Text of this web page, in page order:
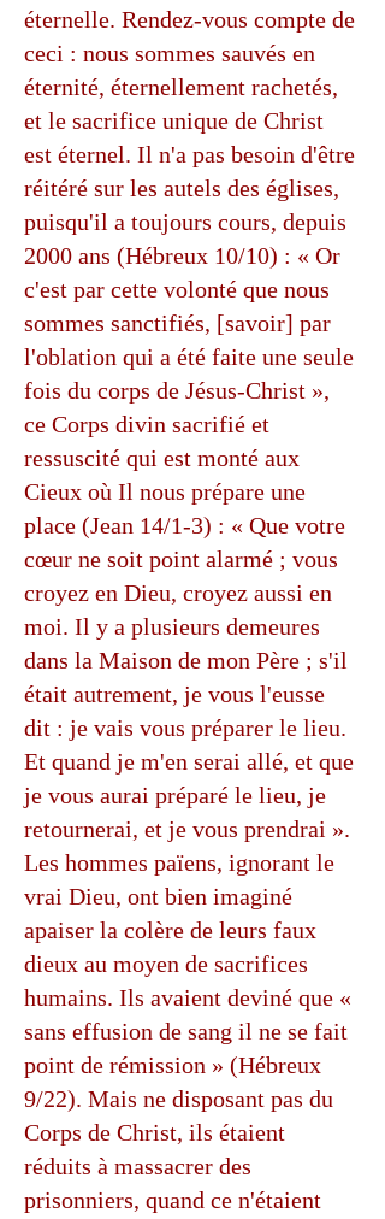
éternelle. Rendez-vous compte de
ceci : nous sommes sauvés en
éternité, éternellement rachetés,
et le sacrifice unique de Christ
est éternel. Il n'a pas besoin d'être
réitéré sur les autels des églises,
puisqu'il a toujours cours, depuis
2000 ans (Hébreux 10/10) : « Or
c'est par cette volonté que nous
sommes sanctifiés, [savoir] par
l'oblation qui a été faite une seule
fois du corps de Jésus-Christ »,
ce Corps divin sacrifié et
ressuscité qui est monté aux
Cieux où Il nous prépare une
place (Jean 14/1-3) : « Que votre
cœur ne soit point alarmé ; vous
croyez en Dieu, croyez aussi en
moi. Il y a plusieurs demeures
dans la Maison de mon Père ; s'il
était autrement, je vous l'eusse
dit : je vais vous préparer le lieu.
Et quand je m'en serai allé, et que
je vous aurai préparé le lieu, je
retournerai, et je vous prendrai ».
Les hommes païens, ignorant le
vrai Dieu, ont bien imaginé
apaiser la colère de leurs faux
dieux au moyen de sacrifices
humains. Ils avaient deviné que «
sans effusion de sang il ne se fait
point de rémission » (Hébreux
9/22). Mais ne disposant pas du
Corps de Christ, ils étaient
réduits à massacrer des
prisonniers, quand ce n'étaient